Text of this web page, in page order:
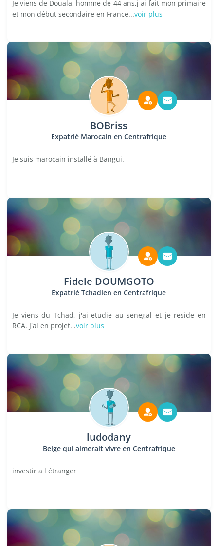
Je viens de Douala, homme de 44 ans,j ai fait mon primaire
et mon début secondaire en France...voir plus
BOBriss
Expatrié Marocain en Centrafrique
Je suis marocain installé à Bangui.
Fidele DOUMGOTO
Expatrié Tchadien en Centrafrique
Je viens du Tchad, j'ai etudie au senegal et je reside en
RCA. J'ai en projet...voir plus
ludodany
Belge qui aimerait vivre en Centrafrique
investir a l étranger